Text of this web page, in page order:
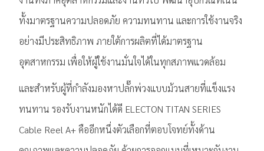
ทั้งมาตรฐานความปลอดภัย ความทนทาน และการใช้งานจริง
อย่างมีประสิทธิภาพ ภายใต้การผลิตที่ได้มาตรฐาน
อุตสาหกรรม เพื่อให้ผู้ใช้งานมั่นใจได้ในทุกสภาพแวดล้อม
และสำหรับผู้ที่กำลังมองหาปลั๊กพ่วงแบบม้วนสายที่แข็งแรง
ทนทาน รองรับงานหนักได้ดี ELECTON TITAN SERIES
Cable Reel A+ คืออีกหนึ่งตัวเลือกที่ตอบโจทย์ทั้งด้าน